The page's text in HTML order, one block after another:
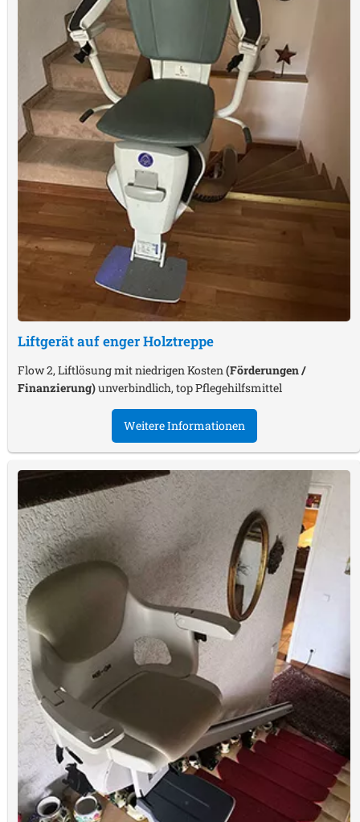
Liftgerät auf enger Holztreppe
Flow 2, Liftlösung mit niedrigen Kosten (Förderungen /
Finanzierung)unverbindlich, top Pflegehilfsmittel
Weitere Informationen